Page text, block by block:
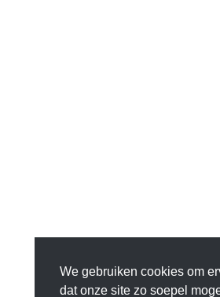
We gebruiken cookies om
dat onze site zo soepel